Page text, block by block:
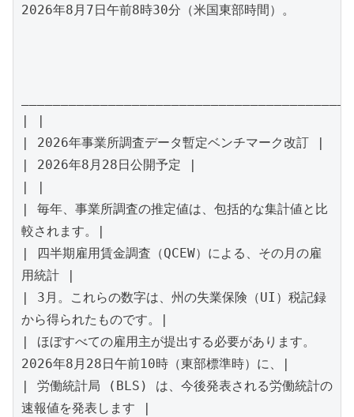
2026年8月7日午前8時30分（米国東部時間）。
| |
| 2026年事業所調査データ暫定ベンチマーク改訂 |
| 2026年8月28日公開予定 |
| |
| 毎年、事業所調査の推定値は、包括的な集計値と比
較されます。|
| 四半期雇用賃金調査（QCEW）による、その月の雇
用統計 |
| 3月。これらの数字は、州の失業保険（UI）税記録
から得られたものです。|
| ほぼすべての雇用主が提出する必要があります。
2026年8月28日午前10時（東部標準時）に、|
| 労働統計局 (BLS) は、今後発表される労働統計の
速報値を発表します |